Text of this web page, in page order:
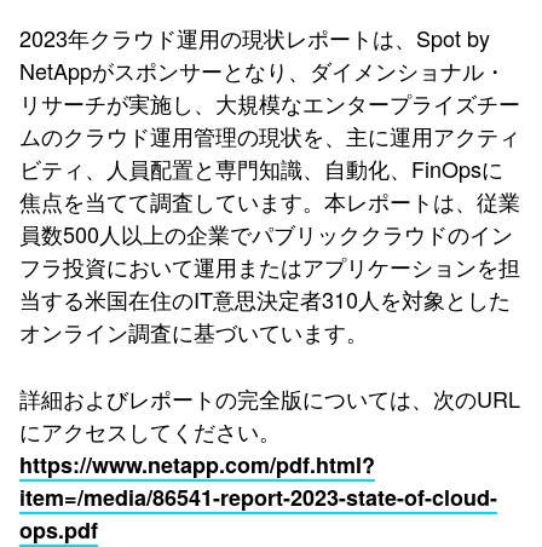
2023年クラウド運用の現状レポートは、Spot by
NetAppがスポンサーとなり、ダイメンショナル・
リサーチが実施し、大規模なエンタープライズチー
ムのクラウド運用管理の現状を、主に運用アクティ
ビティ、人員配置と専門知識、自動化、FinOpsに
焦点を当てて調査しています。本レポートは、従業
員数500人以上の企業でパブリッククラウドのイン
フラ投資において運用またはアプリケーションを担
当する米国在住のIT意思決定者310人を対象とした
オンライン調査に基づいています。
詳細およびレポートの完全版については、次のURL
にアクセスしてください。
https://www.netapp.com/pdf.html?
item=/media/86541-report-2023-state-of-cloud-
ops.pdf